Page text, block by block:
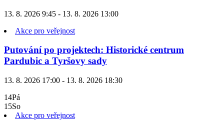
13. 8. 2026 9:45 - 13. 8. 2026 13:00
Akce pro veřejnost
Putování po projektech: Historické centrum
Pardubic a Tyršovy sady
13. 8. 2026 17:00 - 13. 8. 2026 18:30
14Pá
15So
Akce pro veřejnost